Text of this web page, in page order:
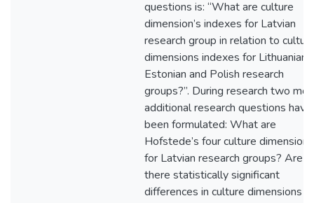
questions is: “What are culture
dimension’s indexes for Latvian
research group in relation to
dimensions indexes for Lithuanian,
Estonian and Polish research
groups?”. During research two
additional research questions have
been formulated: What are
Hofstede’s four culture dimensions
for Latvian research groups? Are
there statistically significant
differences in culture dimensions